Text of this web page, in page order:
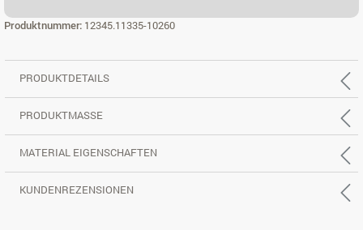
Produktnummer: 12345.11335-10260
PRODUKTDETAILS
PRODUKTMASSE
MATERIAL EIGENSCHAFTEN
KUNDENREZENSIONEN